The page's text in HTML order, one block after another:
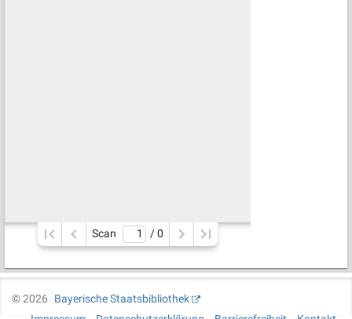
Scan / 0
©2026
Bayerische Staatsbibliothek